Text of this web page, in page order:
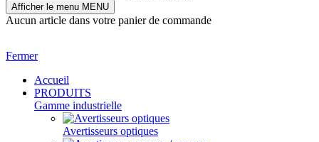
Afficher le menu MENU
Aucun article dans votre panier de commande
Fermer
Accueil
PRODUITS
Gamme industrielle
Avertisseurs optiques